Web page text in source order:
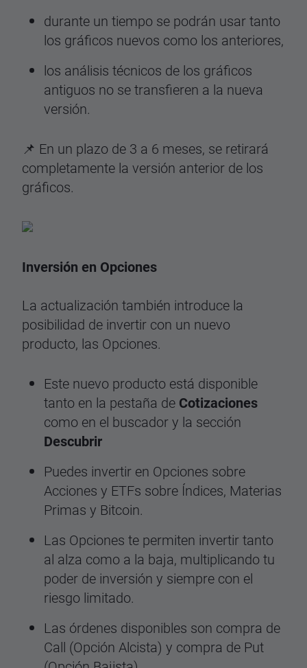
durante un tiempo se podrán usar tanto
los gráficos nuevos como los anteriores,
los análisis técnicos de los gráficos
antiguos no se transfieren a la nueva
versión.
📌 En un plazo de 3 a 6 meses, se retirará
completamente la versión anterior de los
gráficos.
Inversión en Opciones
La actualización también introduce la
posibilidad de invertir con un nuevo
producto, las Opciones.
Este nuevo producto está disponible
tanto en la pestaña de Cotizaciones
como en el buscador y la sección
Descubrir
Puedes invertir en Opciones sobre
Acciones y ETFs sobre Índices, Materias
Primas y Bitcoin.
Las Opciones te permiten invertir tanto
al alza como a la baja, multiplicando tu
poder de inversión y siempre con el
riesgo limitado.
Las órdenes disponibles son compra de
Call (Opción Alcista) y compra de Put